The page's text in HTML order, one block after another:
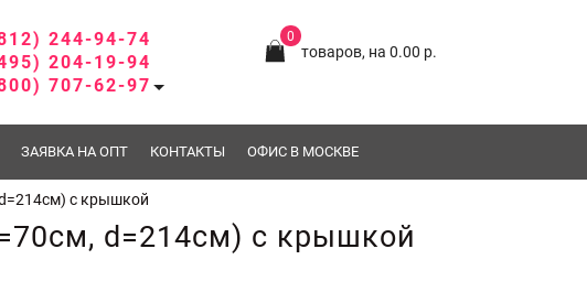
0
товаров, на 0.00 р.
244-94-74
204-19-94
707-62-97
ЗАЯВКА НА ОПТ КОНТАКТЫ ОФИС В МОСКВЕ
с крышкой
d=214см) с крышкой